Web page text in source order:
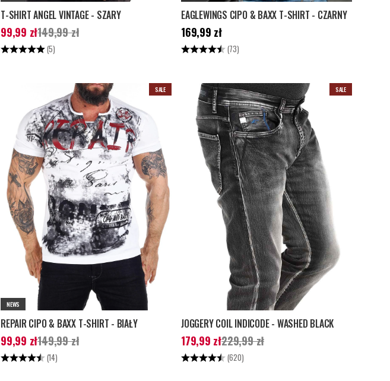
T-SHIRT ANGEL VINTAGE - SZARY
Aktualna cena:99,99 zł
149,99 zł
99,99 zł149,99 zł
Ocena: (5)
EAGLEWINGS CIPO & BAXX T-SHIRT - CZARNY
Cena :169,99 zł
169,99 zł
Ocena: (73)
SALE
NEWS
REPAIR CIPO & BAXX T-SHIRT - BIAŁY
Aktualna cena:99,99 zł
149,99 zł
99,99 zł149,99 zł
Ocena: (14)
SALE
JOGGERY COIL INDICODE - WASHED BLACK
Aktualna cena:179,99 zł
229,99 zł
179,99 zł229,99 zł
Ocena: (620)